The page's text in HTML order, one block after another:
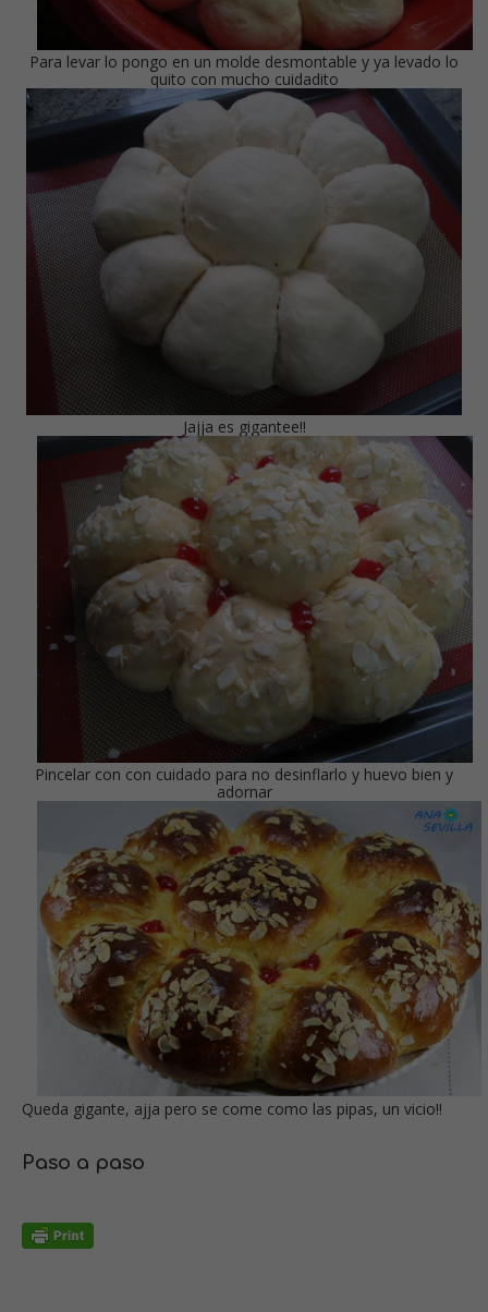
Para levar lo pongo en un molde desmontable y ya levado lo
quito con mucho cuidadito
Jajja es gigantee!!
Pincelar con con cuidado para no desinflarlo y huevo bien y
adornar
Queda gigante, ajja pero se come como las pipas, un vicio!!
Paso a paso